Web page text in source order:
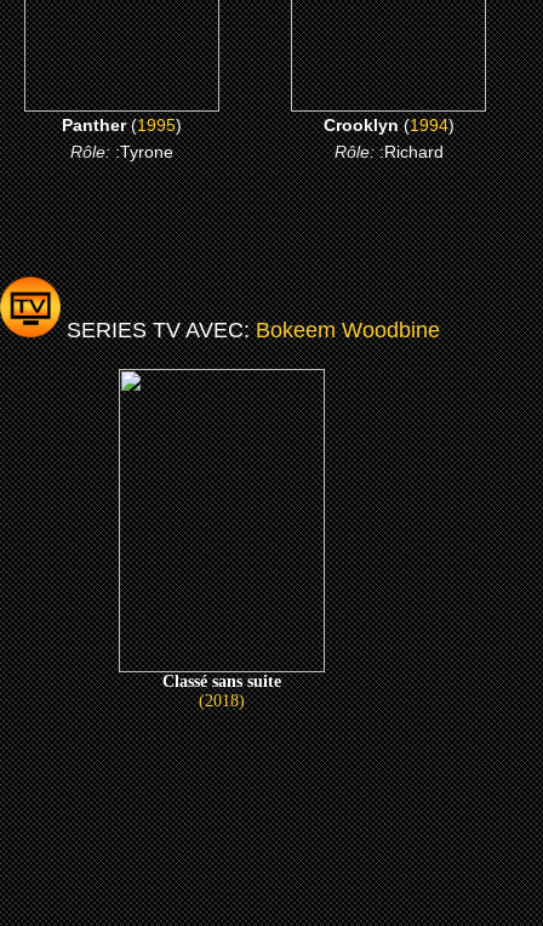
CLICK ME
Panther(1995)
Rôle::Tyrone
CLICK ME
Crooklyn(1994)
Rôle::Richard
SERIES TV AVEC:Bokeem Woodbine
Classé sans suite
(2018)